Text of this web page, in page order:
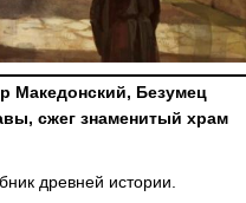
Македонский, Безумец
сжег знаменитый храм
древней истории.